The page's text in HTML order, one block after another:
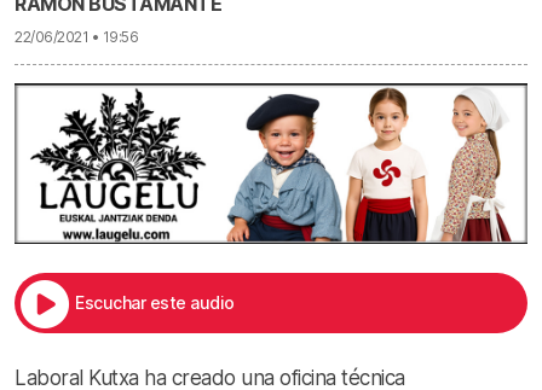
22/06/2021 • 19:56
Escuchar este audio
Laboral Kutxa ha creado una oficina técnica